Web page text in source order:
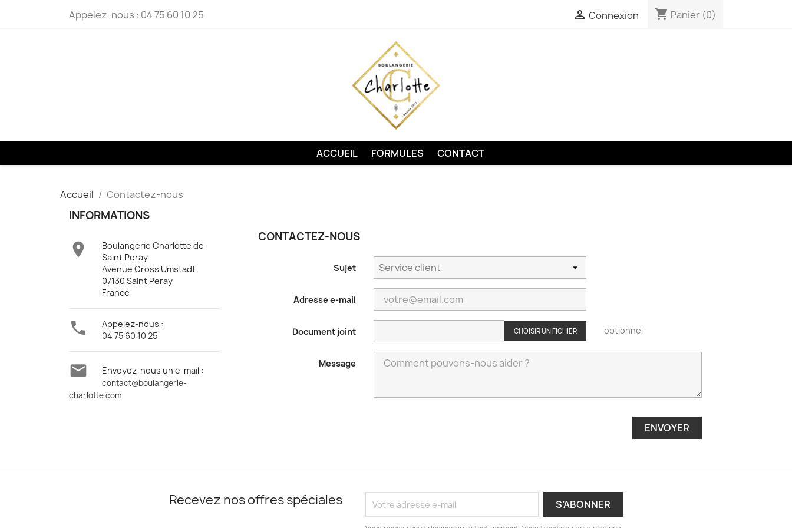
Appelez-nous : 04 75 60 10 25  Connexion shopping_cart Panier (0)
ACCUEIL FORMULES CONTACT
Accueil Contactez-nous
INFORMATIONS

Boulangerie Charlotte de
Saint Peray
Avenue Gross Umstadt
07130 Saint Peray
France

Appelez-nous :
04 75 60 10 25
 Envoyez-nous un e-mail :
contact@boulangerie-
charlotte.com
CONTACTEZ-NOUS
Sujet
Adresse e-mail
Document joint CHOISIR UN FICHIER optionnel
Message
Recevez nos offres spéciales